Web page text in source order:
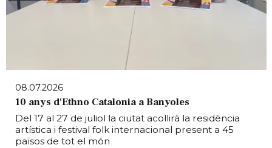
08.07.2026
10 anys d'Ethno Catalonia a Banyoles
Del 17 al 27 de juliol la ciutat acollirà la residència
artística i festival folk internacional present a 45
països de tot el món